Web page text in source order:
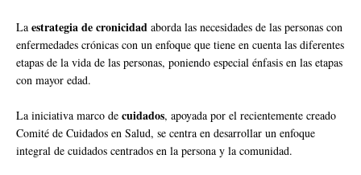
La estrategia de cronicidad aborda las necesidades de las personas con
enfermedades crónicas con un enfoque que tiene en cuenta las diferentes
etapas de la vida de las personas, poniendo especial énfasis en las etapas
con mayor edad.
La iniciativa marco de cuidados, apoyada por el recientemente creado
Comité de Cuidados en Salud, se centra en desarrollar un enfoque
integral de cuidados centrados en la persona y la comunidad.